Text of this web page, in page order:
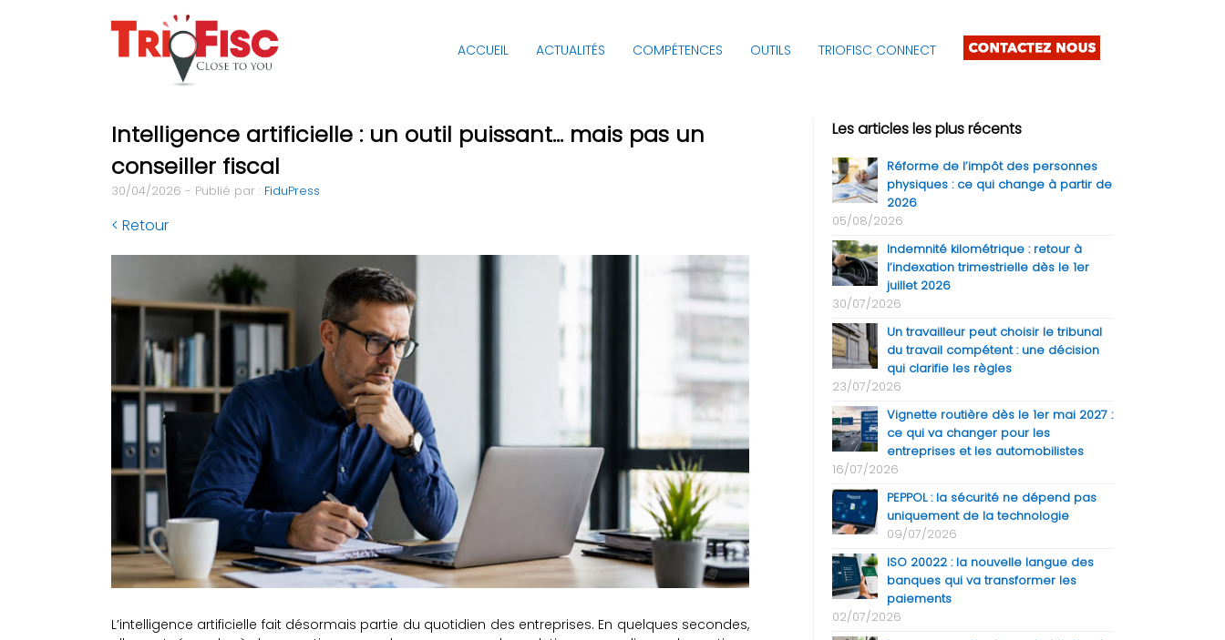
ACCUEIL ACTUALITÉS COMPÉTENCES OUTILS TRIOFISC CONNECT
Intelligence artificielle : un outil puissant… mais pas un
conseiller fiscal
30/04/2026 - Publié par : FiduPress
< Retour
L’intelligence artificielle fait désormais partie du quotidien des entreprises. En quelques secondes,
Les articles les plus récents
Réforme de l’impôt des personnes
physiques : ce qui change à partir de
2026
05/08/2026
Indemnité kilométrique : retour à
l’indexation trimestrielle dès le 1er
juillet 2026
30/07/2026
Un travailleur peut choisir le tribunal
du travail compétent : une décision
qui clarifie les règles
23/07/2026
Vignette routière dès le 1er mai 2027 :
ce qui va changer pour les
entreprises et les automobilistes
16/07/2026
PEPPOL : la sécurité ne dépend pas
uniquement de la technologie
09/07/2026
ISO 20022 : la nouvelle langue des
banques qui va transformer les
paiements
02/07/2026